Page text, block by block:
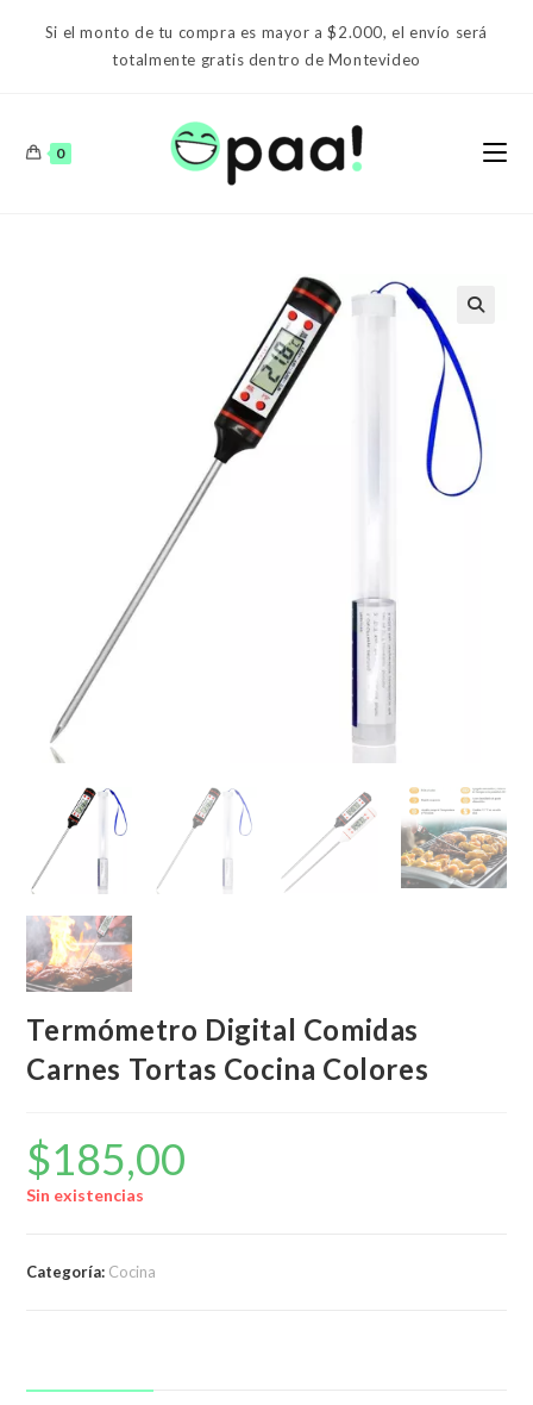
Si el monto de tu compra es mayor a $2.000, el envío será
totalmente gratis dentro de Montevideo
0
Termómetro Digital Comidas
Carnes Tortas Cocina Colores
$185,00
Sin existencias
Categoría: Cocina